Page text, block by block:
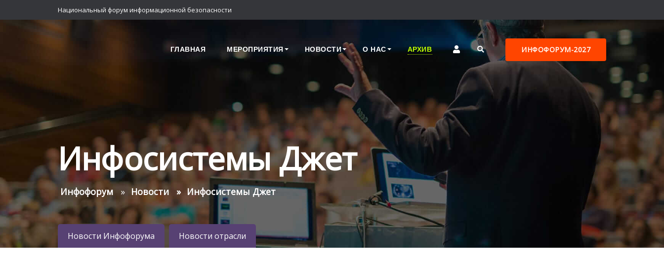
Национальный форум информационной безопасности
ГЛАВНАЯ МЕРОПРИЯТИЯ НОВОСТИ О НАС АРХИВ ИНФОФОРУМ-2027
Инфосистемы Джет
Инфофорум Новости Инфосистемы Джет
Новости Инфофорума Новости отрасли